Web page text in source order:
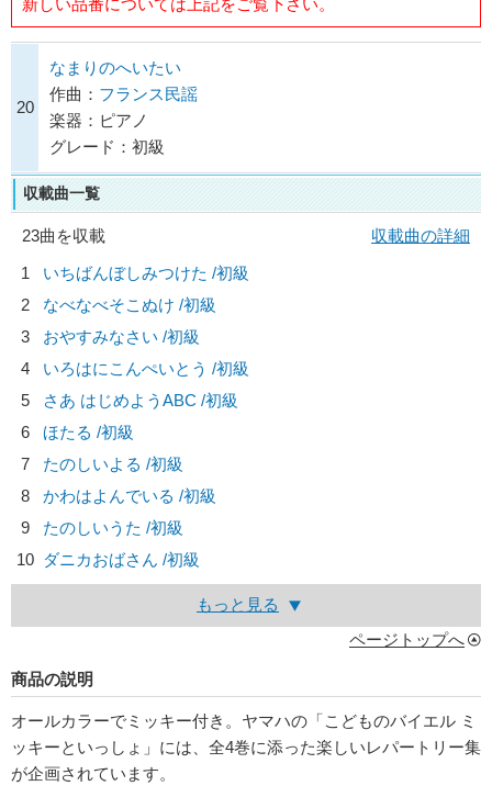
20
なまりのへいたい
作曲： フランス民謡
楽器：ピアノ
グレード：初級
収載曲一覧
23曲を収載
収載曲の詳細
1
いちばんぼしみつけた /初級
2
なべなべそこぬけ /初級
3
おやすみなさい /初級
4
いろはにこんぺいとう /初級
5
さあ はじめようABC /初級
6
ほたる /初級
7
たのしいよる /初級
8
かわはよんでいる /初級
9
たのしいうた /初級
10 ダニカおばさん /初級
もっと見る
ページトップへ
商品の説明
オールカラーでミッキー付き。ヤマハの「こどものバイエル ミ
ッキーといっしょ」には、全4巻に添った楽しいレパートリー集
が企画されています。